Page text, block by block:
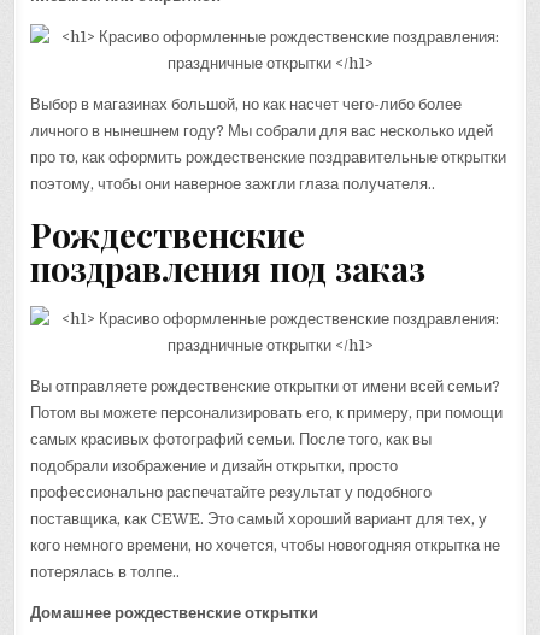
Выбор в магазинах большой, но как насчет чего-либо более
личного в нынешнем году? Мы собрали для вас несколько идей
про то, как оформить рождественские поздравительные открытки
поэтому, чтобы они наверное зажгли глаза получателя..
Рождественские
поздравления под заказ
Вы отправляете рождественские открытки от имени всей семьи?
Потом вы можете персонализировать его, к примеру, при помощи
самых красивых фотографий семьи. После того, как вы
подобрали изображение и дизайн открытки, просто
профессионально распечатайте результат у подобного
поставщика, как CEWE. Это самый хороший вариант для тех, у
кого немного времени, но хочется, чтобы новогодняя открытка не
потерялась в толпе..
Домашнее рождественские открытки